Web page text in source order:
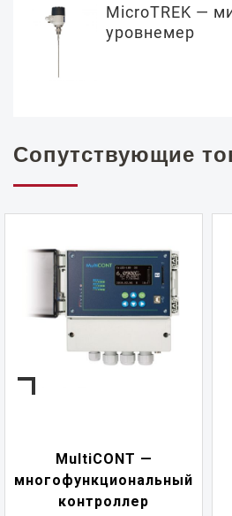
MicroTREK —
уровнемер
Сопутствующие
NIVELCONT PM —
преобразователь